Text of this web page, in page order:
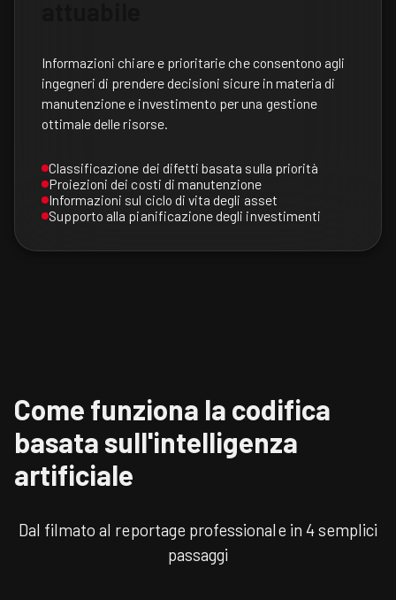
Informazioni chiare e prioritarie che consentono agli
ingegneri di prendere decisioni sicure in materia di
manutenzione e investimento per una gestione
ottimale delle risorse.
Classificazione dei difetti basata sulla priorità
Proiezioni dei costi di manutenzione
Informazioni sul ciclo di vita degli asset
Supporto alla pianificazione degli investimenti
Come funziona la codifica
basata sull'intelligenza
artificiale
Dal filmato al reportage professionale in 4 semplici
passaggi